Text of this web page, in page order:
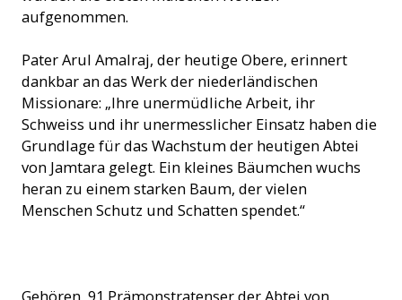
aufgenommen.
Pater Arul Amalraj, der heutige Obere, erinnert
dankbar an das Werk der niederländischen
Missionare: „Ihre unermüdliche Arbeit, ihr
Schweiss und ihr unermesslicher Einsatz haben die
Grundlage für das Wachstum der heutigen Abtei
von Jamtara gelegt. Ein kleines Bäumchen wuchs
heran zu einem starken Baum, der vielen
Menschen Schutz und Schatten spendet.“